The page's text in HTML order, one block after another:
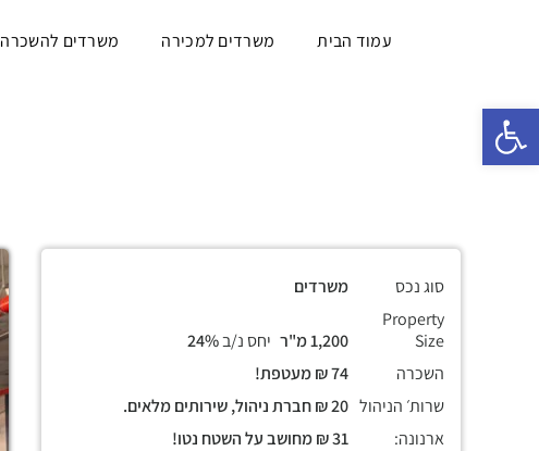
פתח סרגל נגישות
עמוד הבית משרדים למכירה משרדים להשכרה
סוג נכס
משרדים
Property
Size
יחס נ/ב
השכרה
שרות׳ הניהול
ארנונה: